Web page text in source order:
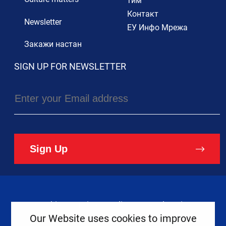
Newsletter
Закажи настан
Контакт
ЕУ Инфо Мрежа
SIGN UP FOR NEWSLETTER
Sign Up
Cookies Privacy Policy Legal Notice
Our Website uses cookies to improve